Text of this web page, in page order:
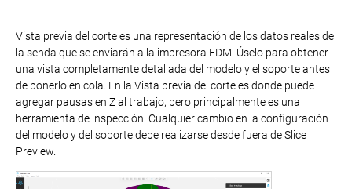
Vista previa del corte es una representación de los datos reales de
la senda que se enviarán a la impresora FDM. Úselo para obtener
una vista completamente detallada del modelo y el soporte antes
de ponerlo en cola. En la Vista previa del corte es donde puede
agregar pausas en Z al trabajo, pero principalmente es una
herramienta de inspección. Cualquier cambio en la configuración
del modelo y del soporte debe realizarse desde fuera de Slice
Preview.